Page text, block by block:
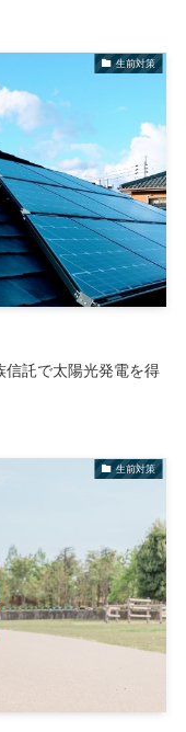
生前対策
信託で太陽光発電を得
生前対策